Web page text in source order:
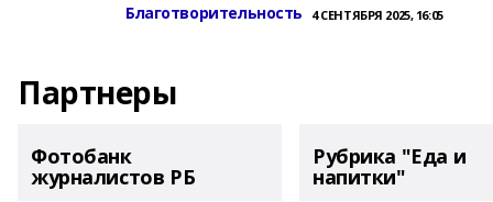
Благотворительность 4 СЕНТЯБРЯ 2025, 16:05
Партнеры
Фотобанк
журналистов РБ
Рубрика "Еда и
напитки"